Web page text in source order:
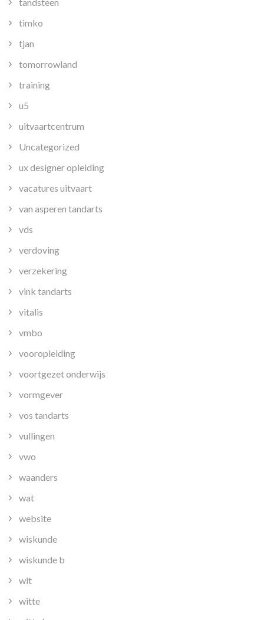
timko
tjan
tomorrowland
training
u5
uitvaartcentrum
Uncategorized
ux designer opleiding
vacatures uitvaart
van asperen tandarts
vds
verdoving
verzekering
vink tandarts
vitalis
vmbo
vooropleiding
voortgezet onderwijs
vormgever
vos tandarts
vullingen
vwo
waanders
wat
website
wiskunde
wiskunde b
wit
witte